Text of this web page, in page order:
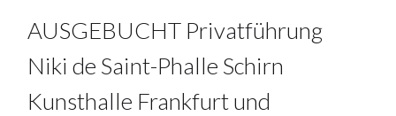
AUSGEBUCHT Privatführung
Niki de Saint-Phalle Schirn
Kunsthalle Frankfurt und